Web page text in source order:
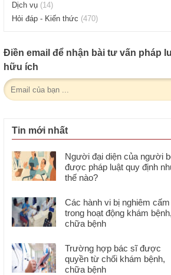
Dịch vụ (14)
Hỏi đáp - Kiến thức (470)
Điền email để nhận bài tư vấn pháp
hữu ích
Tin mới nhất
Người đại diện của người
được pháp luật quy định
thế nào?
Các hành vi bị nghiêm cấm
trong hoạt động khám bệnh,
chữa bệnh
Trường hợp bác sĩ được
quyền từ chối khám bệnh,
chữa bệnh